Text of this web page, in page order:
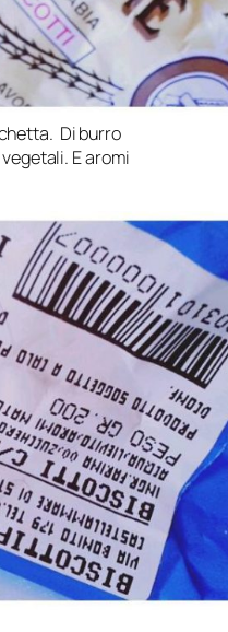
Di burro
E aromi